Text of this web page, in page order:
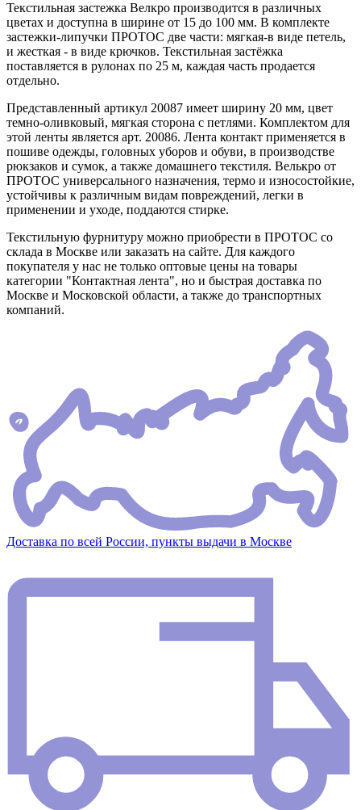
Текстильная застежка Велкро производится в различных
цветах и доступна в ширине от 15 до 100 мм. В комплекте
застежки-липучки ПРОТОС две части: мягкая-в виде петель,
и жесткая - в виде крючков. Текстильная застёжка
поставляется в рулонах по 25 м, каждая часть продается
отдельно.
Представленный артикул 20087 имеет ширину 20 мм, цвет
темно-оливковый, мягкая сторона с петлями. Комплектом для
этой ленты является арт. 20086. Лента контакт применяется в
пошиве одежды, головных уборов и обуви, в производстве
рюкзаков и сумок, а также домашнего текстиля. Велькро от
ПРОТОС универсального назначения, термо и износостойкие,
устойчивы к различным видам повреждений, легки в
применении и уходе, поддаются стирке.
Текстильную фурнитуру можно приобрести в ПРОТОС со
склада в Москве или заказать на сайте. Для каждого
покупателя у нас не только оптовые цены на товары
категории "Контактная лента", но и быстрая доставка по
Москве и Московской области, а также до транспортных
компаний.
Доставка по всей России, пункты выдачи в Москве